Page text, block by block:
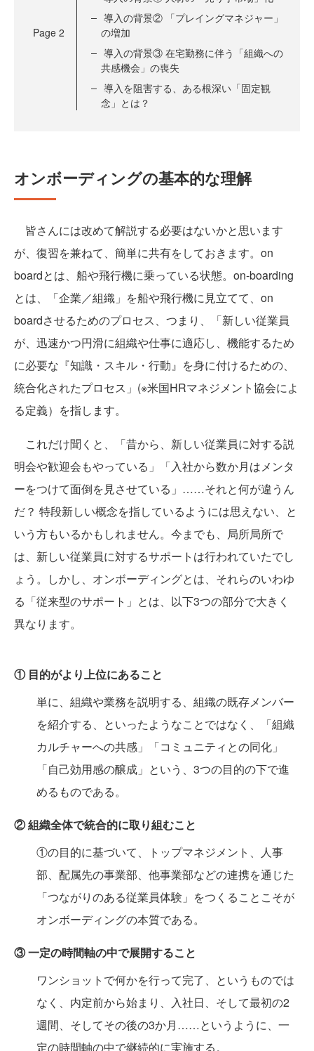
Page 2
導入の背景② 「プレイングマネジャー」
の増加
導入の背景③ 在宅勤務に伴う「組織への
共感機会」の喪失
導入を阻害する、ある根深い「固定観
念」とは？
オンボーディングの基本的な理解
皆さんには改めて解説する必要はないかと思います
が、復習を兼ねて、簡単に共有をしておきます。on
boardとは、船や飛行機に乗っている状態。on-boarding
とは、「企業／組織」を船や飛行機に見立てて、on
boardさせるためのプロセス、つまり、「新しい従業員
が、迅速かつ円滑に組織や仕事に適応し、機能するため
に必要な『知識・スキル・行動』を身に付けるための、
統合化されたプロセス」(※米国HRマネジメント協会によ
る定義）を指します。
これだけ聞くと、「昔から、新しい従業員に対する説
明会や歓迎会もやっている」「入社から数か月はメンタ
ーをつけて面倒を見させている」……それと何が違うん
だ？ 特段新しい概念を指しているようには思えない、と
いう方もいるかもしれません。今までも、局所局所で
は、新しい従業員に対するサポートは行われていたでし
ょう。しかし、オンボーディングとは、それらのいわゆ
る「従来型のサポート」とは、以下3つの部分で大きく
異なります。
① 目的がより上位にあること
単に、組織や業務を説明する、組織の既存メンバー
を紹介する、といったようなことではなく、「組織
カルチャーへの共感」「コミュニティとの同化」
「自己効用感の醸成」という、3つの目的の下で進
めるものである。
② 組織全体で統合的に取り組むこと
①の目的に基づいて、トップマネジメント、人事
部、配属先の事業部、他事業部などの連携を通じた
「つながりのある従業員体験」をつくることこそが
オンボーディングの本質である。
③ 一定の時間軸の中で展開すること
ワンショットで何かを行って完了、というものでは
なく、内定前から始まり、入社日、そして最初の2
週間、そしてその後の3か月……というように、一
定の時間軸の中で継続的に実施する。